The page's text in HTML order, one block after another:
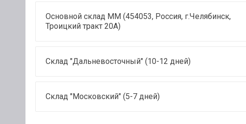
Основной склад ММ (454053, Россия, г.Челябинск,
Троицкий тракт 20А)
Склад "Дальневосточный" (10-12 дней)
Склад "Московский" (5-7 дней)